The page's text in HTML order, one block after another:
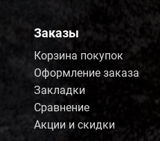
Заказы
Корзина покупок
Оформление заказа
Закладки
Сравнение
Акции и скидки